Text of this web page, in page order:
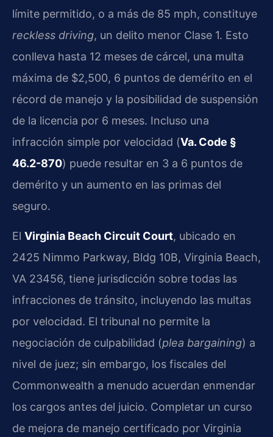
límite permitido, o a más de 85 mph, constituye
reckless driving, un delito menor Clase 1. Esto
conlleva hasta 12 meses de cárcel, una multa
máxima de $2,500, 6 puntos de demérito en el
récord de manejo y la posibilidad de suspensión
de la licencia por 6 meses. Incluso una
infracción simple por velocidad (Va. Code §
46.2-870) puede resultar en 3 a 6 puntos de
demérito y un aumento en las primas del
seguro.
El Virginia Beach Circuit Court, ubicado en
2425 Nimmo Parkway, Bldg 10B, Virginia Beach,
VA 23456, tiene jurisdicción sobre todas las
infracciones de tránsito, incluyendo las multas
por velocidad. El tribunal no permite la
negociación de culpabilidad (plea bargaining) a
nivel de juez; sin embargo, los fiscales del
Commonwealth a menudo acuerdan enmendar
los cargos antes del juicio. Completar un curso
de mejora de manejo certificado por Virginia